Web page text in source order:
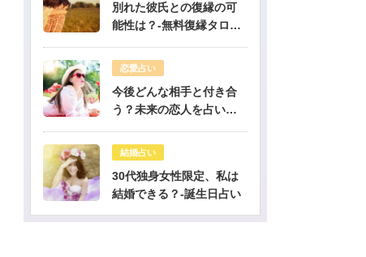
別れた彼氏との復縁の可
能性は？-無料復縁タロッ
恋愛占い
今後どんな相手と付き合
う？未来の恋人を占いま
結婚占い
30代独身女性限定、私は
結婚できる？-誕生日占い